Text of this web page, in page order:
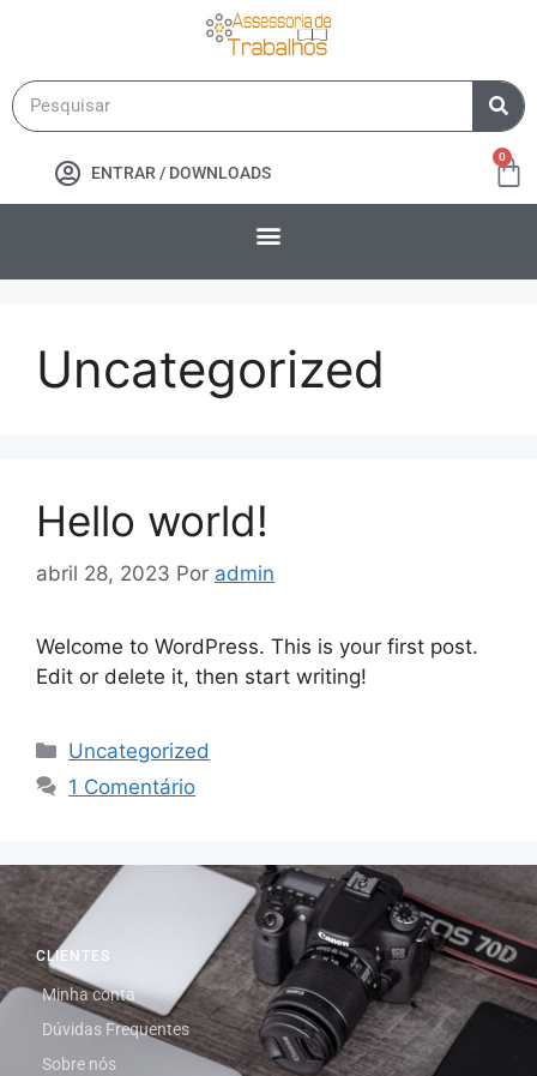
ENTRAR / DOWNLOADS
0
Uncategorized
Hello world!
abril 28, 2023 Por admin
Welcome to WordPress. This is your first post.
Edit or delete it, then start writing!
Uncategorized
1 Comentário
CLIENTES
Minha conta
Dúvidas Frequentes
Sobre nós